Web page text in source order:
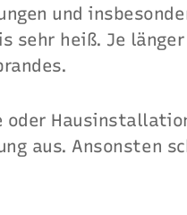
und
sehr heiß. Je
oder
aus. Ansonsten